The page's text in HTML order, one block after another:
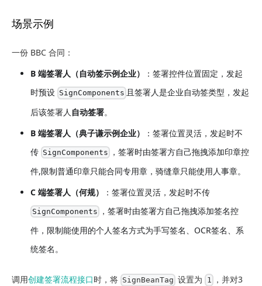
场景示例
一份 BBC 合同：
B 端签署人（自动签示例企业）
：签署控件位置固定，发起
时预设 SignComponents 且签署人是企业自动签类型，发起
后该签署人 自动签署。
B 端签署人（典子谦示例企业）
：签署位置灵活，发起时不
传 SignComponents
，签署时由签署方自己拖拽添加印章控
件,限制普通印章只能合同专用章，骑缝章只能使用人事章。
C 端签署人（何规）
：签署位置灵活，发起时不传
SignComponents
，签署时由签署方自己拖拽添加签名控
件，限制能使用的个人签名方式为手写签名、OCR签名、系
统签名。
调用创建签署流程接口时，将 SignBeanTag 设置为 1 ，并对3